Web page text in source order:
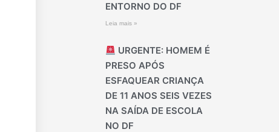
ENTORNO DO DF
Leia mais »
URGENTE: HOMEM É
PRESO APÓS
ESFAQUEAR CRIANÇA
DE 11 ANOS SEIS VEZES
NA SAÍDA DE ESCOLA
NO DF